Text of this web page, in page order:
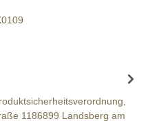
1186899 Landsberg am